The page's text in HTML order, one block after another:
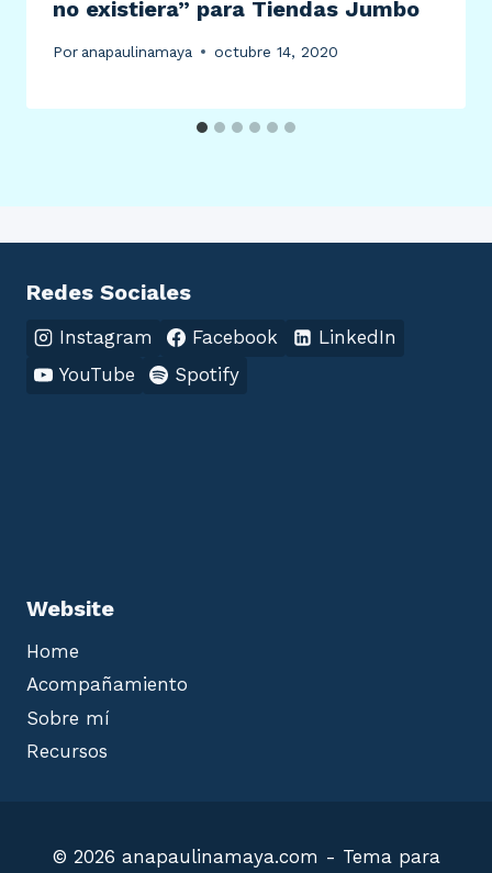
no existiera” para Tiendas Jumbo
Por anapaulinamaya octubre 14, 2020
Redes Sociales
Instagram Facebook
LinkedIn
YouTube
Spotify
Website
Home
Acompañamiento
Sobre mí
Recursos
© 2026 anapaulinamaya.com - Tema para